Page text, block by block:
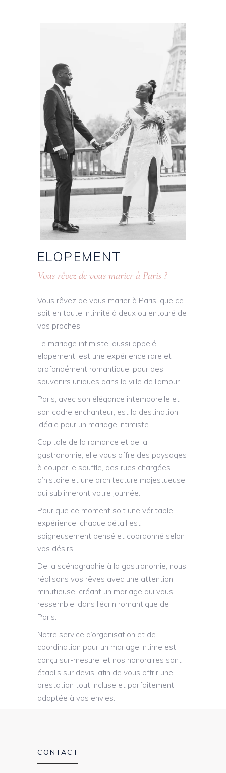
ELOPEMENT
Vous rêvez de vous marier à Paris ?
Vous rêvez de vous marier à Paris, que ce
soit en toute intimité à deux ou entouré de
vos proches.
Le mariage intimiste, aussi appelé
elopement, est une expérience rare et
profondément romantique, pour des
souvenirs uniques dans la ville de l’amour.
​Paris, avec son élégance intemporelle et
son cadre enchanteur, est la destination
idéale pour un mariage intimiste.
Capitale de la romance et de la
gastronomie, elle vous offre des paysages
à couper le souffle, des rues chargées
d’histoire et une architecture majestueuse
qui sublimeront votre journée.
​Pour que ce moment soit une véritable
expérience, chaque détail est
soigneusement pensé et coordonné selon
vos désirs.
De la scénographie à la gastronomie, nous
réalisons vos rêves avec une attention
minutieuse, créant un mariage qui vous
ressemble, dans l’écrin romantique de
Paris.
​Notre service d’organisation et de
coordination pour un mariage intime est
conçu sur-mesure, et nos honoraires sont
établis sur devis, afin de vous offrir une
prestation tout incluse et parfaitement
adaptée à vos envies.
CONTACT